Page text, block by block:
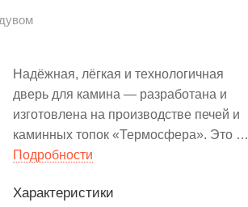
Надёжная, лёгкая и технологичная
дверь для камина — разработана и
изготовлена на производстве печей и
каминных топок «Термосфера». Это не
стандартное изделие из массового
созданное с учётом требований
Подробности
Характеристики